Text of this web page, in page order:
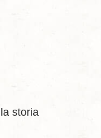
storia